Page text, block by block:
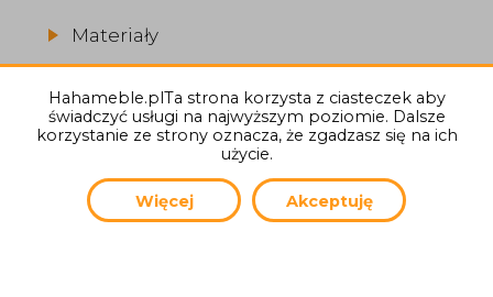
Materiały
O firmie
Hahameble.plTa strona korzysta z ciasteczek aby
świadczyć usługi na najwyższym poziomie. Dalsze
korzystanie ze strony oznacza, że zgadzasz się na ich
użycie.
Więcej Akceptuję